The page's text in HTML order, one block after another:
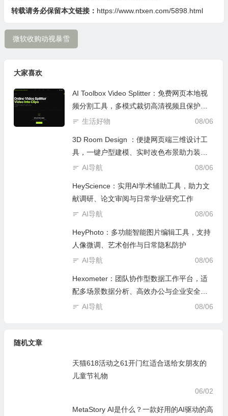
转载请务必保留本文链接： https://www.ntxen.com/5898.html
微软收购动视暴雪
大家喜欢
AI Toolbox Video Splitter：免费网页本地视
频分割工具，多模式裁切高清视频且保护隐
私
08/06
生活好物
3D Room Design ：便捷网页端三维设计工
具，一键户型建模、实时改色布景助力装修
设计
08/06
AI导航
HeyScience：实用AI学术辅助工具，助力文
献调研、论文审阅与日常学业研究工作
08/06
AI导航
HeyPhoto：多功能智能图片编辑工具，支持
人像微调、艺术创作与日常隐私防护
08/06
AI导航
Hexometer：团队协作型数据工作平台，适
配多场景数据分析、高效办公与企业安全管
控
08/06
AI导航
随机文章
天猫618活动之61开门红适合送给女朋友的
儿童节礼物
06/02
MetaStory AI是什么？一款好用的AI驱动的高